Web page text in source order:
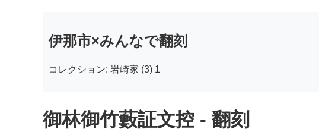
伊那市×みんなで翻刻
コレクション: 岩崎家 (3) 1
御林御竹藪証文控 - 翻刻